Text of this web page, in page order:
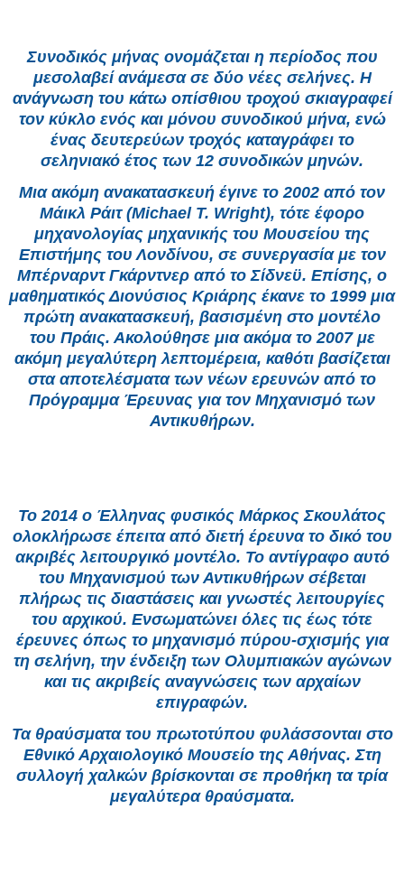
Συνοδικός μήνας ονομάζεται η περίοδος που
μεσολαβεί ανάμεσα σε δύο νέες σελήνες. Η
ανάγνωση του κάτω οπίσθιου τροχού σκιαγραφεί
τον κύκλο ενός και μόνου συνοδικού μήνα, ενώ
ένας δευτερεύων τροχός καταγράφει το
σεληνιακό έτος των 12 συνοδικών μηνών.
Μια ακόμη ανακατασκευή έγινε το 2002 από τον
Μάικλ Ράιτ (Michael T. Wright), τότε έφορο
μηχανολογίας μηχανικής του Μουσείου της
Επιστήμης του Λονδίνου, σε συνεργασία με τον
Μπέρναρντ Γκάρντνερ από το Σίδνεϋ. Επίσης, ο
μαθηματικός Διονύσιος Κριάρης έκανε το 1999 μια
πρώτη ανακατασκευή, βασισμένη στο μοντέλο
του Πράις. Ακολούθησε μια ακόμα το 2007 με
ακόμη μεγαλύτερη λεπτομέρεια, καθότι βασίζεται
στα αποτελέσματα των νέων ερευνών από το
Πρόγραμμα Έρευνας για τον Μηχανισμό των
Αντικυθήρων.
Το 2014 ο Έλληνας φυσικός Μάρκος Σκουλάτος
ολοκλήρωσε έπειτα από διετή έρευνα το δικό του
ακριβές λειτουργικό μοντέλο. Το αντίγραφο αυτό
του Μηχανισμού των Αντικυθήρων σέβεται
πλήρως τις διαστάσεις και γνωστές λειτουργίες
του αρχικού. Ενσωματώνει όλες τις έως τότε
έρευνες όπως το μηχανισμό πύρου-σχισμής για
τη σελήνη, την ένδειξη των Ολυμπιακών αγώνων
και τις ακριβείς αναγνώσεις των αρχαίων
επιγραφών.
Τα θραύσματα του πρωτοτύπου φυλάσσονται στο
Εθνικό Αρχαιολογικό Μουσείο της Αθήνας. Στη
συλλογή χαλκών βρίσκονται σε προθήκη τα τρία
μεγαλύτερα θραύσματα.